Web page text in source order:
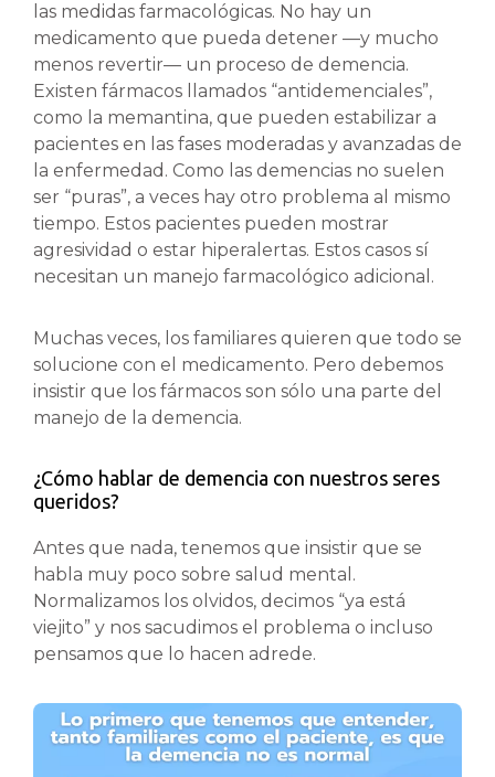
las medidas farmacológicas. No hay un
medicamento que pueda detener —y mucho
menos revertir— un proceso de demencia.
Existen fármacos llamados “antidemenciales”,
como la memantina, que pueden estabilizar a
pacientes en las fases moderadas y avanzadas de
la enfermedad. Como las demencias no suelen
ser “puras”, a veces hay otro problema al mismo
tiempo. Estos pacientes pueden mostrar
agresividad o estar hiperalertas. Estos casos sí
necesitan un manejo farmacológico adicional.
Muchas veces, los familiares quieren que todo se
solucione con el medicamento. Pero debemos
insistir que los fármacos son sólo una parte del
manejo de la demencia.
¿Cómo hablar de demencia con nuestros seres
queridos?
Antes que nada, tenemos que insistir que se
habla muy poco sobre salud mental.
Normalizamos los olvidos, decimos “ya está
viejito” y nos sacudimos el problema o incluso
pensamos que lo hacen adrede.